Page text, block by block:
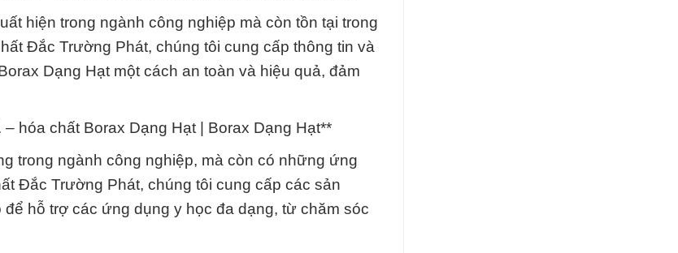
hiện trong ngành công nghiệp mà còn tồn tại trong
Đắc Trường Phát, chúng tôi cung cấp thông tin và
Dạng Hạt một cách an toàn và hiệu quả, đảm
hóa chất Borax Dạng Hạt | Borax Dạng Hạt**
trong ngành công nghiệp, mà còn có những ứng
Đắc Trường Phát, chúng tôi cung cấp các sản
hỗ trợ các ứng dụng y học đa dạng, từ chăm sóc